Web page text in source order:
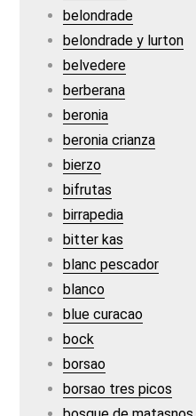
belondrade
belondrade y lurton
belvedere
berberana
beronia
beronia crianza
bierzo
bifrutas
birrapedia
bitter kas
blanc pescador
blanco
blue curacao
bock
borsao
borsao tres picos